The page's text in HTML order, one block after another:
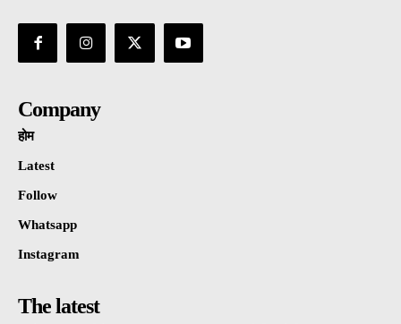
Company
होम
Latest
Follow
Whatsapp
Instagram
The latest